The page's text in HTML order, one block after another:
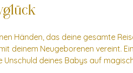
Händen, das deine gesamte
deinem Neugeborenen vereint.
deines Babys auf